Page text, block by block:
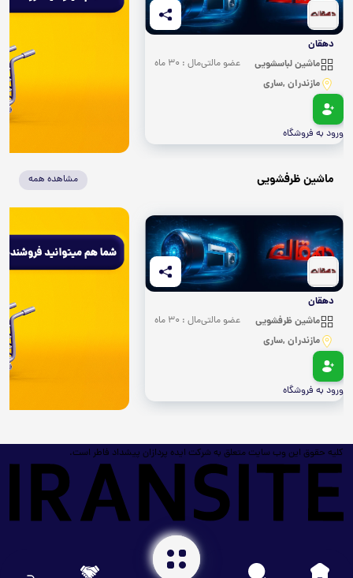
دهقان
ماشین لباسشویی
مازندران ,ساری
عضو مالتی‌مال : 30 ماه
ورود به فروشگاه
ماشین ظرفشویی مشاهده همه
دهقان
ماشین ظرفشویی
مازندران ,ساری
عضو مالتی‌مال : 30 ماه
ورود به فروشگاه
کلیه حقوق این وب سایت متعلق به شرکت ایده پردازان پیشداد فاطر است.